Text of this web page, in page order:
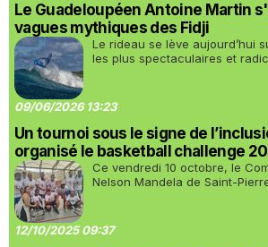
Le Guadeloupéen Antoine Martin
vagues mythiques des Fidji
Le rideau se lève aujourd’hui
les plus spectaculaires et
09/06/2026 13:23
Un tournoi sous le signe de
organisé le basketball challenge
Ce vendredi 10 octobre, le
Nelson Mandela de Saint-
12/10/2025 09:37